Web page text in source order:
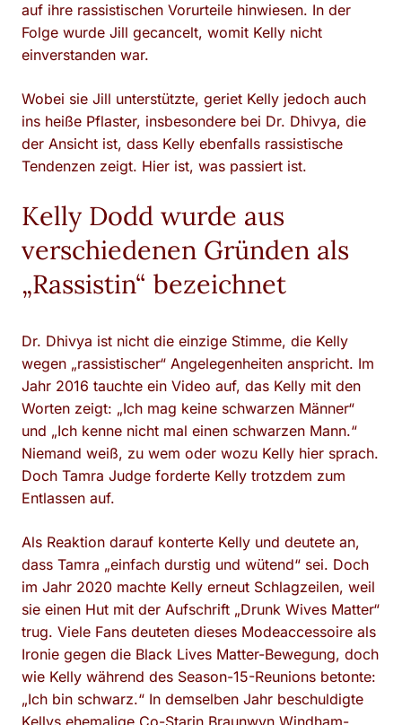
auf ihre rassistischen Vorurteile hinwiesen. In der
Folge wurde Jill gecancelt, womit Kelly nicht
einverstanden war.
Wobei sie Jill unterstützte, geriet Kelly jedoch auch
ins heiße Pflaster, insbesondere bei Dr. Dhivya, die
der Ansicht ist, dass Kelly ebenfalls rassistische
Tendenzen zeigt. Hier ist, was passiert ist.
Kelly Dodd wurde aus
verschiedenen Gründen als
„Rassistin“ bezeichnet
Dr. Dhivya ist nicht die einzige Stimme, die Kelly
wegen „rassistischer“ Angelegenheiten anspricht. Im
Jahr 2016 tauchte ein Video auf, das Kelly mit den
Worten zeigt: „Ich mag keine schwarzen Männer“
und „Ich kenne nicht mal einen schwarzen Mann.“
Niemand weiß, zu wem oder wozu Kelly hier sprach.
Doch Tamra Judge forderte Kelly trotzdem zum
Entlassen auf.
Als Reaktion darauf konterte Kelly und deutete an,
dass Tamra „einfach durstig und wütend“ sei. Doch
im Jahr 2020 machte Kelly erneut Schlagzeilen, weil
sie einen Hut mit der Aufschrift „Drunk Wives Matter“
trug. Viele Fans deuteten dieses Modeaccessoire als
Ironie gegen die Black Lives Matter-Bewegung, doch
wie Kelly während des Season-15-Reunions betonte:
„Ich bin schwarz.“ In demselben Jahr beschuldigte
Kellys ehemalige Co-Starin Braunwyn Windham-